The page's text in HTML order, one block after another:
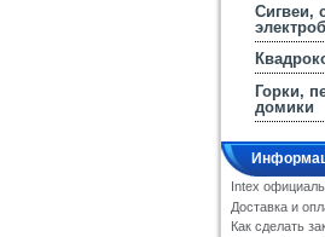
Сигвеи,
Горки,
домики
Intex
Доставка и
Как сделать